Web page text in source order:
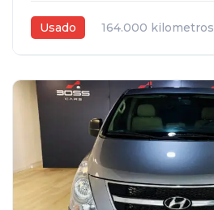
Usado 164.000 kilometros